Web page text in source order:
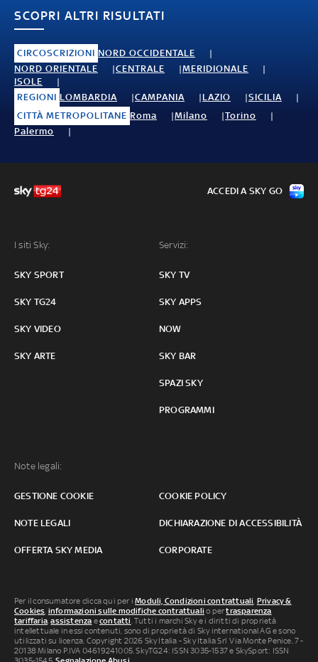
SCOPRI ALTRI RISULTATI
CIRCOSCRIZIONI NORD OCCIDENTALE
NORD ORIENTALE
CENTRALE
MERIDIONALE
ISOLE
REGIONI LOMBARDIA CAMPANIA LAZIO
SICILIA
CITTÀ METROPOLITANE Roma Milano
Torino
Palermo
I siti Sky:
SKY SPORT
SKY TG24
SKY VIDEO
SKY ARTE
Servizi:
SKY TV
SKY APPS
NOW
SKY BAR
SPAZI SKY
PROGRAMMI
Note legali:
GESTIONE COOKIE COOKIE POLICY
NOTE LEGALI DICHIARAZIONE DI ACCESSIBILITÀ
OFFERTA SKY MEDIA CORPORATE
ACCEDI A SKY GO
Per il consumatore clicca qui per iModuli, Condizioni contrattuali, Privacy &
Cookies, informazioni sulle modifiche contrattuali o pertrasparenza
tariffaria,assistenza econtatti. Tutti i marchi Sky e i diritti di proprietà
intellettuale in essi contenuti, sono di proprietà di Sky international AG e sono
utilizzati su licenza. Copyright 2026 Sky Italia - Sky Italia Srl Via Monte Penice, 7 -
20138 Milano P.IVA 04619241005. SkyTG24: ISSN 3035-1537 e SkySport: ISSN